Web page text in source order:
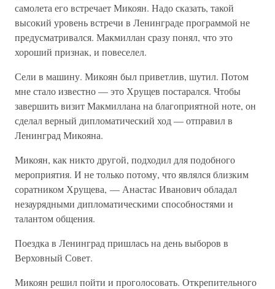
самолета его встречает Микоян. Надо сказать, такой
высокий уровень встречи в Ленинграде программой не
предусматривался. Макмиллан сразу понял, что это
хороший признак, и повеселел.
Сели в машину. Микоян был приветлив, шутил. Потом
мне стало известно — это Хрущев постарался. Чтобы
завершить визит Макмиллана на благоприятной ноте, он
сделал верный дипломатический ход — отправил в
Ленинград Микояна.
Микоян, как никто другой, подходил для подобного
мероприятия. И не только потому, что являлся близким
соратником Хрущева, — Анастас Иванович обладал
незаурядными дипломатическими способностями и
талантом общения.
Поездка в Ленинград пришлась на день выборов в
Верховный Совет.
Микоян решил пойти и проголосовать. Открепительного